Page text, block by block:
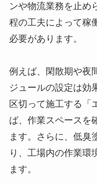
ンや物流業務を止め
程の工夫によって稼
必要があります。
例えば、閑散期や夜
ジュールの設定は効
区切って施工する「
ば、作業スペースを
ます。さらに、低臭
り、工場内の作業環
ます。